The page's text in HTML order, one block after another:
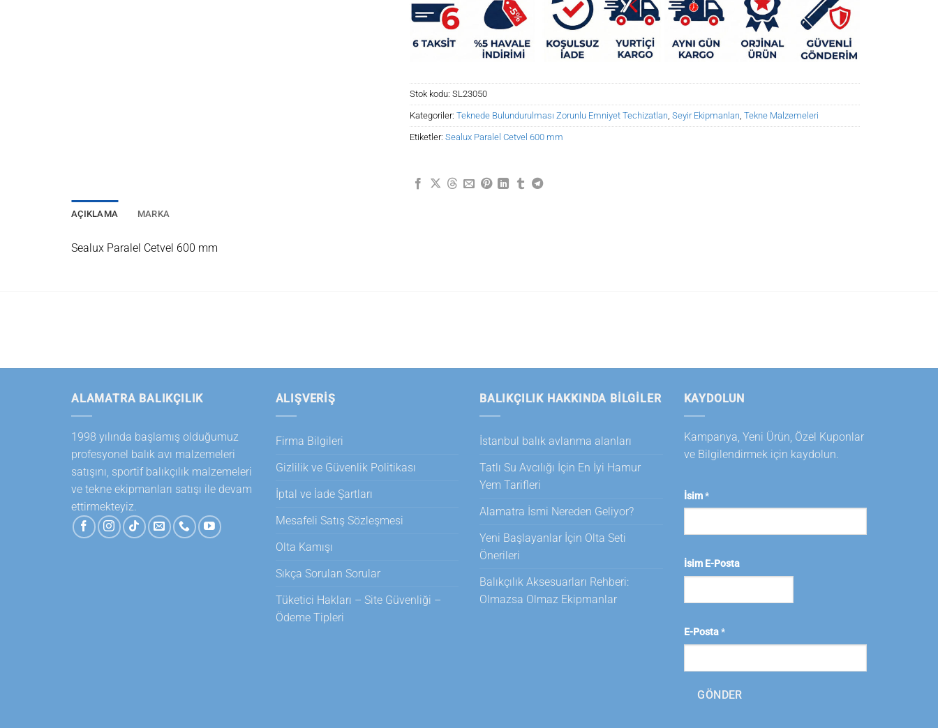
Stok kodu: SL23050
Kategoriler: Teknede Bulundurulması Zorunlu Emniyet Techizatları Seyir Ekipmanları Tekne Malzemeleri
Etiketler: Sealux Paralel Cetvel 600 mm
AÇIKLAMA MARKA
Sealux Paralel Cetvel 600 mm
ALAMATRA BALIKÇILIK
1998 yılında başlamış olduğumuz
profesyonel balık avı malzemeleri
satışını, sportif balıkçılık malzemeleri
ve tekne ekipmanları satışı ile devam
ettirmekteyiz.
ALIŞVERİŞ
Firma Bilgileri
Gizlilik ve Güvenlik Politikası
İptal ve İade Şartları
Mesafeli Satış Sözleşmesi
Olta Kamışı
Sıkça Sorulan Sorular
Tüketici Hakları – Site Güvenliği –
Ödeme Tipleri
BALIKÇILIK HAKKINDA BILGILER
İstanbul balık avlanma alanları
Tatlı Su Avcılığı İçin En İyi Hamur
Yem Tarifleri
Alamatra İsmi Nereden Geliyor?
Yeni Başlayanlar İçin Olta Seti
Önerileri
Balıkçılık Aksesuarları Rehberi:
Olmazsa Olmaz Ekipmanlar
KAYDOLUN
Kampanya, Yeni Ürün, Özel Kuponlar
ve Bilgilendirmek için kaydolun.
İsim*
İsim E-Posta
E-Posta*
GÖNDER